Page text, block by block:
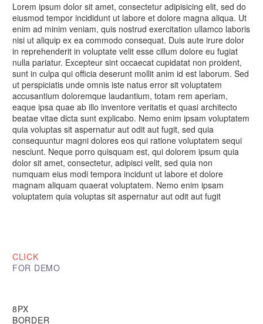
Lorem ipsum dolor sit amet, consectetur adipisicing elit, sed do
eiusmod tempor incididunt ut labore et dolore magna aliqua. Ut
enim ad minim veniam, quis nostrud exercitation ullamco laboris
nisi ut aliquip ex ea commodo consequat. Duis aute irure dolor
in reprehenderit in voluptate velit esse cillum dolore eu fugiat
nulla pariatur. Excepteur sint occaecat cupidatat non proident,
sunt in culpa qui officia deserunt mollit anim id est laborum. Sed
ut perspiciatis unde omnis iste natus error sit voluptatem
accusantium doloremque laudantium, totam rem aperiam,
eaque ipsa quae ab illo inventore veritatis et quasi architecto
beatae vitae dicta sunt explicabo. Nemo enim ipsam voluptatem
quia voluptas sit aspernatur aut odit aut fugit, sed quia
consequuntur magni dolores eos qui ratione voluptatem sequi
nesciunt. Neque porro quisquam est, qui dolorem ipsum quia
dolor sit amet, consectetur, adipisci velit, sed quia non
numquam eius modi tempora incidunt ut labore et dolore
magnam aliquam quaerat voluptatem. Nemo enim ipsam
voluptatem quia voluptas sit aspernatur aut odit aut fugit
CLICK
FOR DEMO
8PX
BORDER